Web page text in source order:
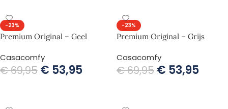
-23%
Premium Original – Geel
Casacomfy
€69,95 € 53,95
-23%
Premium Original – Grijs
Casacomfy
€69,95 € 53,95